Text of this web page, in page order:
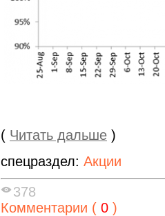
( Читать дальше )
спецраздел: Акции
378
Комментарии ( 0 )